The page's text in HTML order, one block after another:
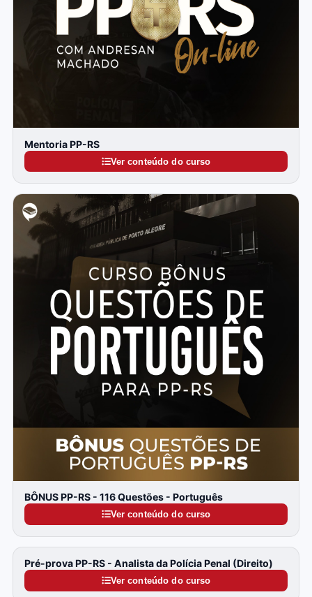
Mentoria PP-RS
Ver conteúdo do curso
BÔNUS PP-RS - 116 Questões - Português
Ver conteúdo do curso
Pré-prova PP-RS - Analista da Polícia Penal (Direito)
Ver conteúdo do curso